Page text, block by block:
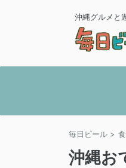
沖縄グルメと
毎日ビール >
沖縄お